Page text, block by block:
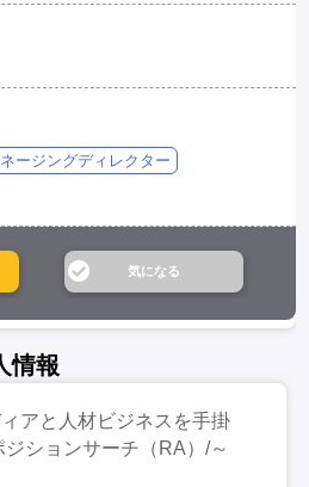
ージングディレクター
情報
ィアと人材ビジネスを手掛
ションサーチ（RA）/～